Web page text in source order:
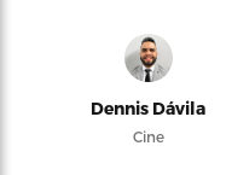
Dennis Dávila
Cine